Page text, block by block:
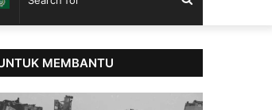
for
MEMBANTU